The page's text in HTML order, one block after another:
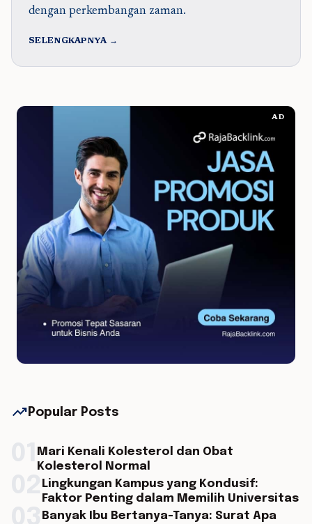
dengan perkembangan zaman.
SELENGKAPNYA →
AD
trending_up Popular Posts
Mari Kenali Kolesterol dan Obat
Kolesterol Normal
Lingkungan Kampus yang Kondusif:
Faktor Penting dalam Memilih Universitas
Banyak Ibu Bertanya-Tanya: Surat Apa